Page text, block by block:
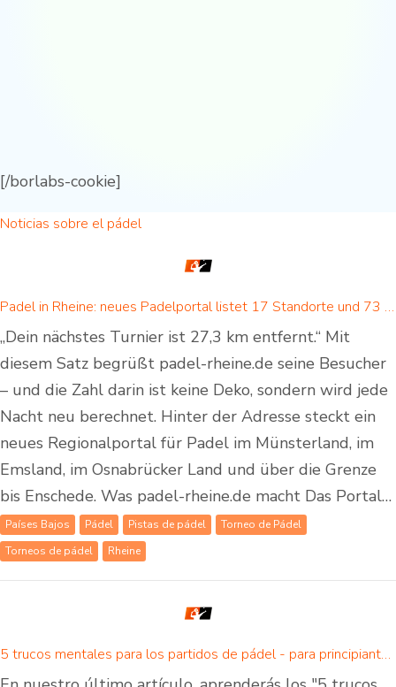
[/borlabs-cookie]
Noticias sobre el pádel
Padel in Rheine: neues Padelportal listet 17 Standorte und 73 Padel-Courts in Rheine und Umgebung
„Dein nächstes Turnier ist 27,3 km entfernt.“ Mit
diesem Satz begrüßt padel-rheine.de seine Besucher
– und die Zahl darin ist keine Deko, sondern wird jede
Nacht neu berechnet. Hinter der Adresse steckt ein
neues Regionalportal für Padel im Münsterland, im
Emsland, im Osnabrücker Land und über die Grenze
bis Enschede. Was padel-rheine.de macht Das Portal…
Países Bajos Pádel Pistas de pádel
Torneo de Pádel
Torneos de pádel
Rheine
5 trucos mentales para los partidos de pádel - para principiantes y avanzados